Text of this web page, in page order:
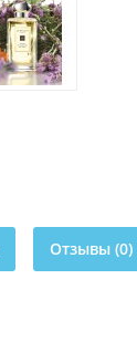
Отзывы (0)